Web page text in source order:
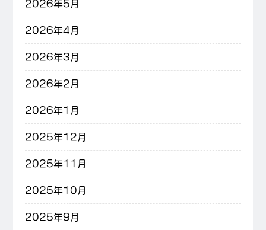
2026年5月
2026年4月
2026年3月
2026年2月
2026年1月
2025年12月
2025年11月
2025年10月
2025年9月